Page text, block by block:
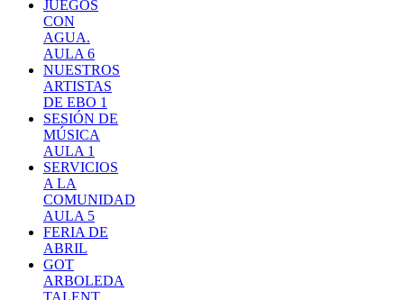
JUEGOS
CON
AGUA.
AULA 6
NUESTROS
ARTISTAS
DE EBO 1
SESIÓN DE
MÚSICA
AULA 1
SERVICIOS
A LA
COMUNIDAD
AULA 5
FERIA DE
ABRIL
GOT
ARBOLEDA
TALENT